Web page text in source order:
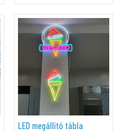
LED megállító tábla